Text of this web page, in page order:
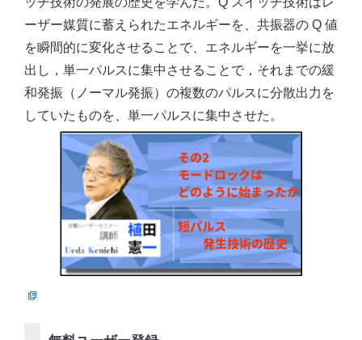
ーザー媒質に蓄えられたエネルギーを、共振器の Q 値
を瞬間的に変化させることで、エネルギーを一挙に放
出し，単一パルスに集中させることで，それまでの緩
和発振（ノーマル発振）の複数のパルスに分散出力を
していたものを、単一パルスに集中させた。